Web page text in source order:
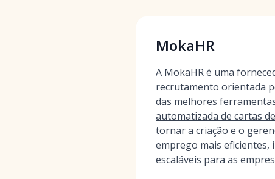
MokaHR
A MokaHR é uma
recrutamento orientada
das melhores
automatizada de cartas
tornar a criação e o
emprego mais eficientes,
escaláveis para as